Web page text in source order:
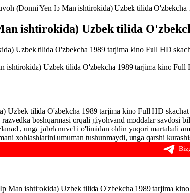
(Donni Yen Ip Man ishtirokida) Uzbek tilida O'zbekcha
ishtirokida) Uzbek tilida
ishtirokida) Uzbek tilida O'zbekcha 1989 tarjima kino Full
Uzbek tilida O'zbekcha 1989 tarjima kino Full HD skachat
boshqarmasi orqali giyohvand moddalar savdosi
unga jabrlanuvchi o'limidan oldin yuqori martabali
xohlashlarini umuman tushunmaydi, unga qarshi
Man ishtirokida) Uzbek tilida O'zbekcha 1989 tarjima